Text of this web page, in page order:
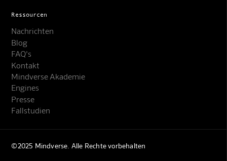
Ressourcen
Nachrichten
Blog
FAQ's
Kontakt
Mindverse Akademie
Engines
Presse
Fallstudien
©2025 Mindverse. Alle Rechte vorbehalten